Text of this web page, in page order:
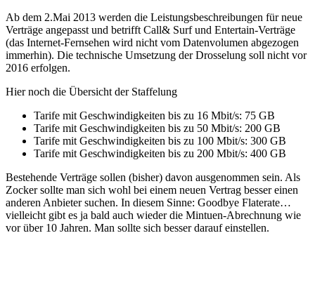
Ab dem 2.Mai 2013 werden die Leistungsbeschreibungen für neue
Verträge angepasst und betrifft Call& Surf und Entertain-Verträge
(das Internet-Fernsehen wird nicht vom Datenvolumen abgezogen
immerhin). Die technische Umsetzung der Drosselung soll nicht vor
2016 erfolgen.
Hier noch die Übersicht der Staffelung
Tarife mit Geschwindigkeiten bis zu 16 Mbit/s: 75 GB
Tarife mit Geschwindigkeiten bis zu 50 Mbit/s: 200 GB
Tarife mit Geschwindigkeiten bis zu 100 Mbit/s: 300 GB
Tarife mit Geschwindigkeiten bis zu 200 Mbit/s: 400 GB
Bestehende Verträge sollen (bisher) davon ausgenommen sein. Als
Zocker sollte man sich wohl bei einem neuen Vertrag besser einen
anderen Anbieter suchen. In diesem Sinne: Goodbye Flaterate…
vielleicht gibt es ja bald auch wieder die Mintuen-Abrechnung wie
vor über 10 Jahren. Man sollte sich besser darauf einstellen.